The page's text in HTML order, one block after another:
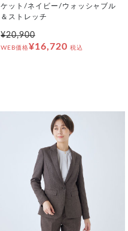
ケット/ネイビー/ウォッシャブル
＆ストレッチ
¥20,900
WEB価格¥16,720 税込